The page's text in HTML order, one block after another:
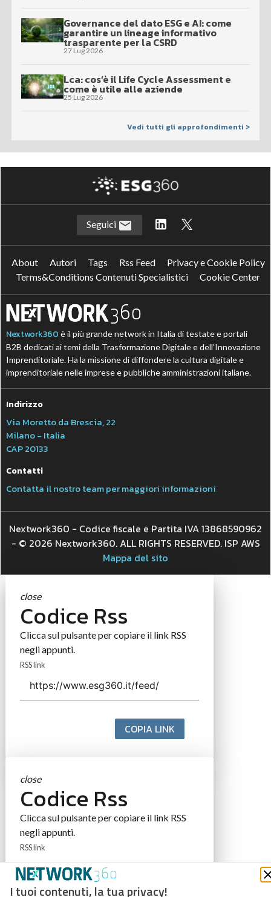
Governance del dato ESG e AI: come
garantire un lineage informativo
trasparente per la CSRD
27 Lug 2026
Lca: cos’è il Life Cycle Assessment e
come è utile alle aziende
25 Lug 2026
Vedi tutti gli approfondimenti >
I tuoi contenuti, la tua privacy!
Seguici
About Autori Tags Rss Feed
Privacy e Cookie Policy
Terms&Conditions Contenuti Specialistici
Cookie Center
Nextwork360 è il più grande network in Italia di testate e portali
B2B dedicati ai temi della Trasformazione Digitale e dell’Innovazione
Imprenditoriale. Ha la missione di diffondere la cultura digitale e
imprenditoriale nelle imprese e pubbliche amministrazioni italiane.
Indirizzo
Via Moretto da Brescia, 22
Milano - Italia
CAP 20133
Contatti
Contatta il nostro team per maggiori informazioni
Nextwork360 - Codice fiscale e Partita IVA 13868590962
- © 2026 Nextwork360. ALL RIGHTS RESERVED. ISP AWS
Mappa del sito
close
Codice Rss
Clicca sul pulsante per copiare il link RSS
negli appunti.
RSS link
COPIA LINK
close
Codice Rss
Clicca sul pulsante per copiare il link RSS
negli appunti.
RSS link